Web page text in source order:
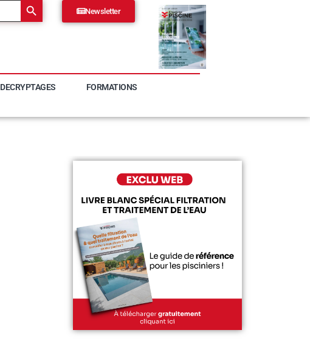
Newsletter
DECRYPTAGES FORMATIONS